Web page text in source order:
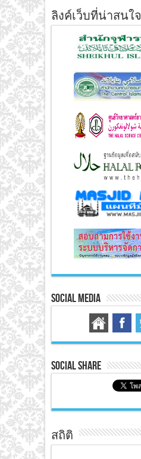
ลิงค์เว็บที่น่าสนใจ
Social Media
Social Share
สถิติ